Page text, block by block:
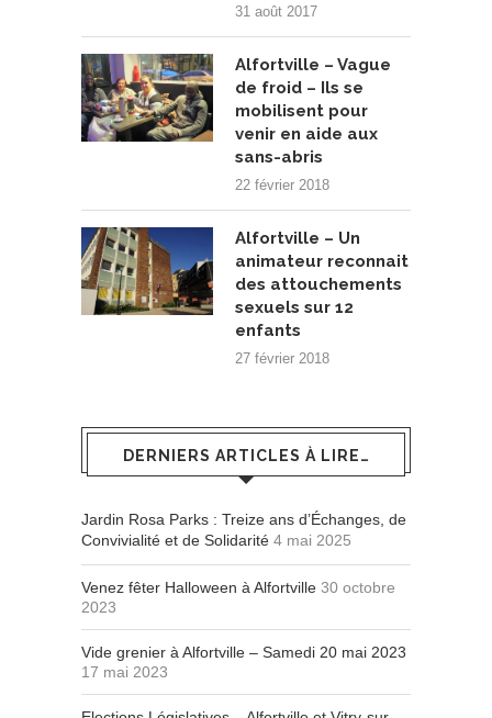
31 août 2017
Alfortville – Vague
de froid – Ils se
mobilisent pour
venir en aide aux
sans-abris
22 février 2018
Alfortville – Un
animateur reconnait
des attouchements
sexuels sur 12
enfants
27 février 2018
DERNIERS ARTICLES À LIRE…
Jardin Rosa Parks : Treize ans d’Échanges, de
Convivialité et de Solidarité 4 mai 2025
Venez fêter Halloween à Alfortville 30 octobre
2023
Vide grenier à Alfortville – Samedi 20 mai 2023
17 mai 2023